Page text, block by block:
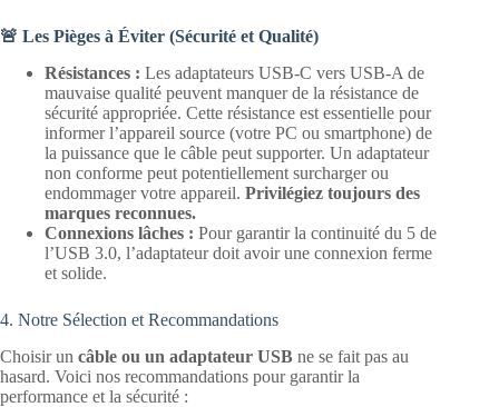
🚨 Les Pièges à Éviter (Sécurité et Qualité)
Résistances : Les adaptateurs USB-C vers USB-A de
mauvaise qualité peuvent manquer de la résistance de
sécurité appropriée. Cette résistance est essentielle pour
informer l’appareil source (votre PC ou smartphone) de
la puissance que le câble peut supporter. Un adaptateur
non conforme peut potentiellement surcharger ou
endommager votre appareil. Privilégiez toujours des
marques reconnues.
Connexions lâches : Pour garantir la continuité du 5 de
l’USB 3.0, l’adaptateur doit avoir une connexion ferme
et solide.
4. Notre Sélection et Recommandations
Choisir un câble ou un adaptateur USB ne se fait pas au
hasard. Voici nos recommandations pour garantir la
performance et la sécurité :